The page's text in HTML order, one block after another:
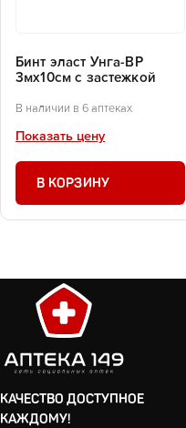
Бинт эласт Унга-ВР
3мх10см с застежкой
В наличии в 6 аптеках
Показать цену
В КОРЗИНУ
КАЧЕСТВО ДОСТУПНОЕ
КАЖДОМУ!